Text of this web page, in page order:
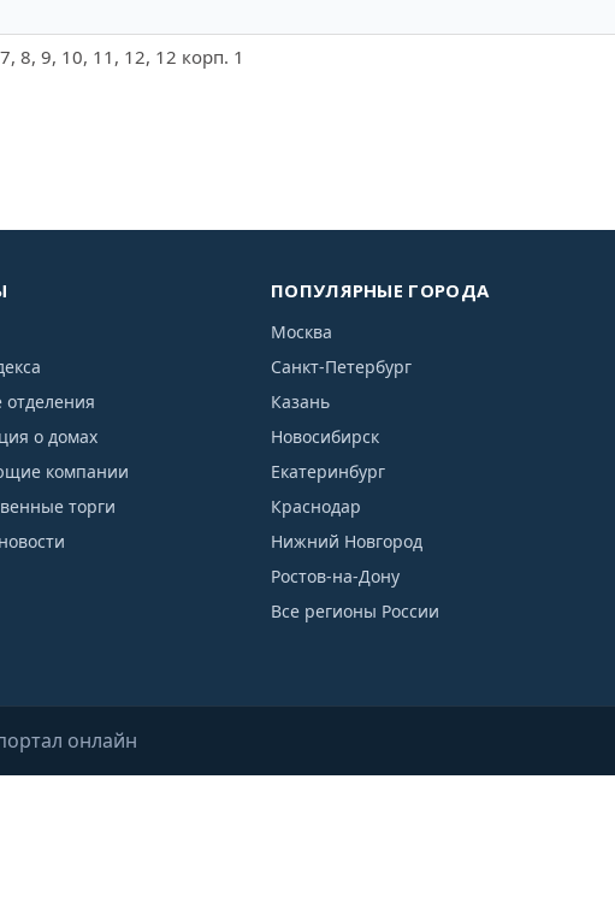
8, 9, 10, 11, 12, 12 корп. 1
о домах
компании
торги
ПОПУЛЯРНЫЕ ГОРОДА
Москва
Санкт-Петербург
Казань
Новосибирск
Екатеринбург
Краснодар
Нижний Новгород
Ростов-на-Дону
Все регионы России
онлайн